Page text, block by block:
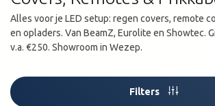
Alles voor je LED setup: regen covers, remote
en opladers. Van BeamZ, Eurolite en Showtec.
v.a. €250. Showroom in Wezep.
Filters